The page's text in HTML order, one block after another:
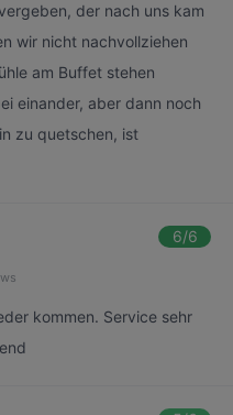
der nach uns kam
wir nicht nachvollziehen
am Buffet stehen
einander, aber dann noch
zu quetschen, ist
6/6
kommen. Service sehr